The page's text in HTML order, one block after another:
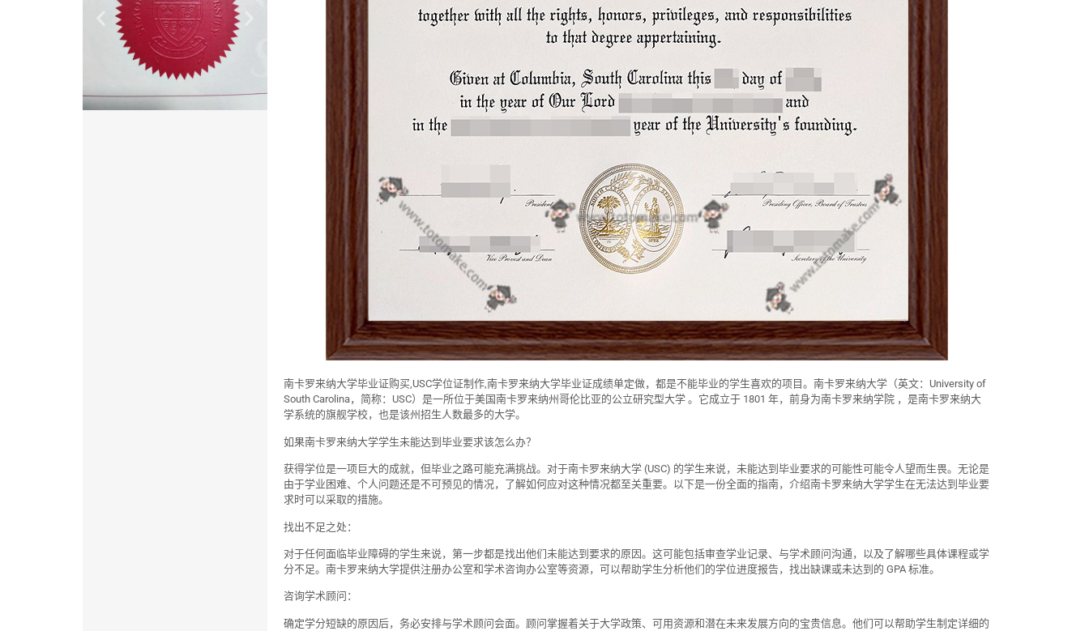
南卡罗来纳大学毕业证购买,USC学位证制作,南卡罗来纳大学毕业证成绩单定做，都是不能毕业的学生喜欢的项目。南卡罗来纳大学（英文：University of
South Carolina，简称：USC）是一所位于美国南卡罗来纳州哥伦比亚的公立研究型大学 。它成立于 1801 年，前身为南卡罗来纳学院 ，是南卡罗来纳大
学系统的旗舰学校，也是该州招生人数最多的大学。
如果南卡罗来纳大学学生未能达到毕业要求该怎么办？
获得学位是一项巨大的成就，但毕业之路可能充满挑战。对于南卡罗来纳大学 (USC) 的学生来说，未能达到毕业要求的可能性可能令人望而生畏。无论是
由于学业困难、个人问题还是不可预见的情况，了解如何应对这种情况都至关重要。以下是一份全面的指南，介绍南卡罗来纳大学学生在无法达到毕业要
求时可以采取的措施。
找出不足之处：
对于任何面临毕业障碍的学生来说，第一步都是找出他们未能达到要求的原因。这可能包括审查学业记录、与学术顾问沟通，以及了解哪些具体课程或学
分不足。南卡罗来纳大学提供注册办公室和学术咨询办公室等资源，可以帮助学生分析他们的学位进度报告，找出缺课或未达到的 GPA 标准。
咨询学术顾问：
确定学分短缺的原因后，务必安排与学术顾问会面。顾问掌握着关于大学政策、可用资源和潜在未来发展方向的宝贵信息。他们可以帮助学生制定详细的